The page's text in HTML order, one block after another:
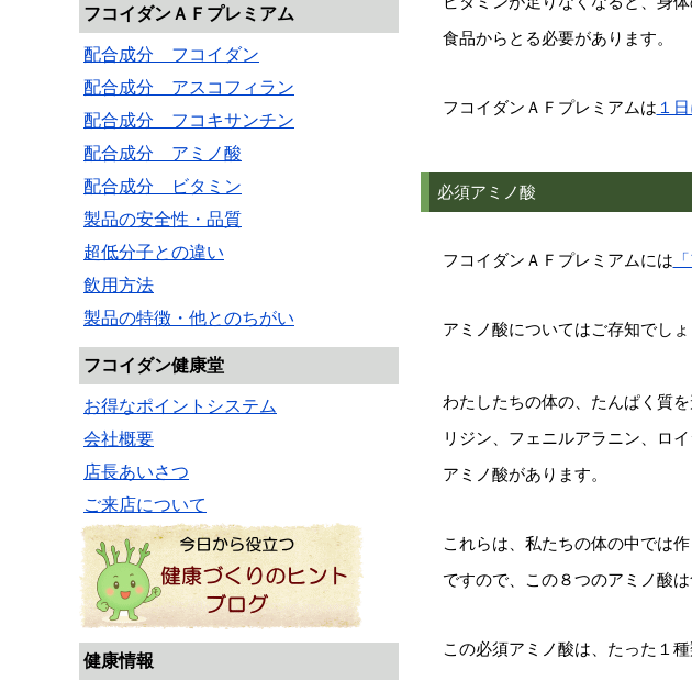
食品からとる必要があります。
フコイダンＡＦプレミアムは １
必須アミノ酸
フコイダンＡＦプレミアムには
アミノ酸についてはご存知でしょ
わたしたちの体の、たんぱく質
リジン、フェニルアラニン、ロ
アミノ酸があります。
これらは、私たちの体の中では
ですので、この８つのアミノ酸
この必須アミノ酸は、たった１
フコイダンＡＦプレミアム
配合成分 フコイダン
配合成分 アスコフィラン
配合成分 フコキサンチン
配合成分 アミノ酸
配合成分 ビタミン
製品の安全性・品質
超低分子との違い
飲用方法
製品の特徴・他とのちがい
フコイダン健康堂
お得なポイントシステム
会社概要
店長あいさつ
ご来店について
健康情報